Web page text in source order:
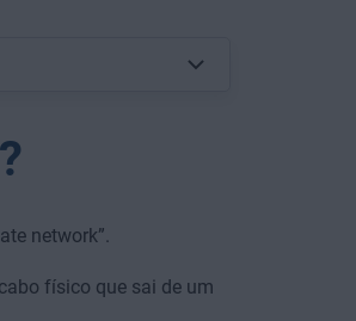
network”.
físico que sai de um